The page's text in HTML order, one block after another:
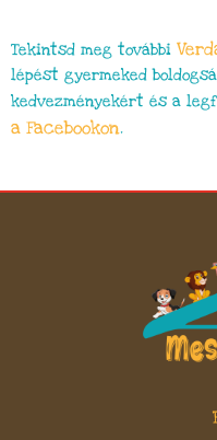
Tekintsd meg további
lépést gyermeked
kedvezményekért és a
a Facebookon.